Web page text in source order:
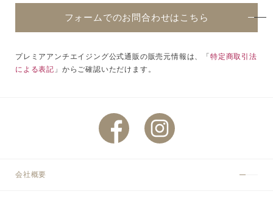
フォームでのお問合わせはこちら
プレミアアンチエイジング公式通販の販売元情報は、「特定商取引法
による表記 」からご確認いただけます。
会社概要